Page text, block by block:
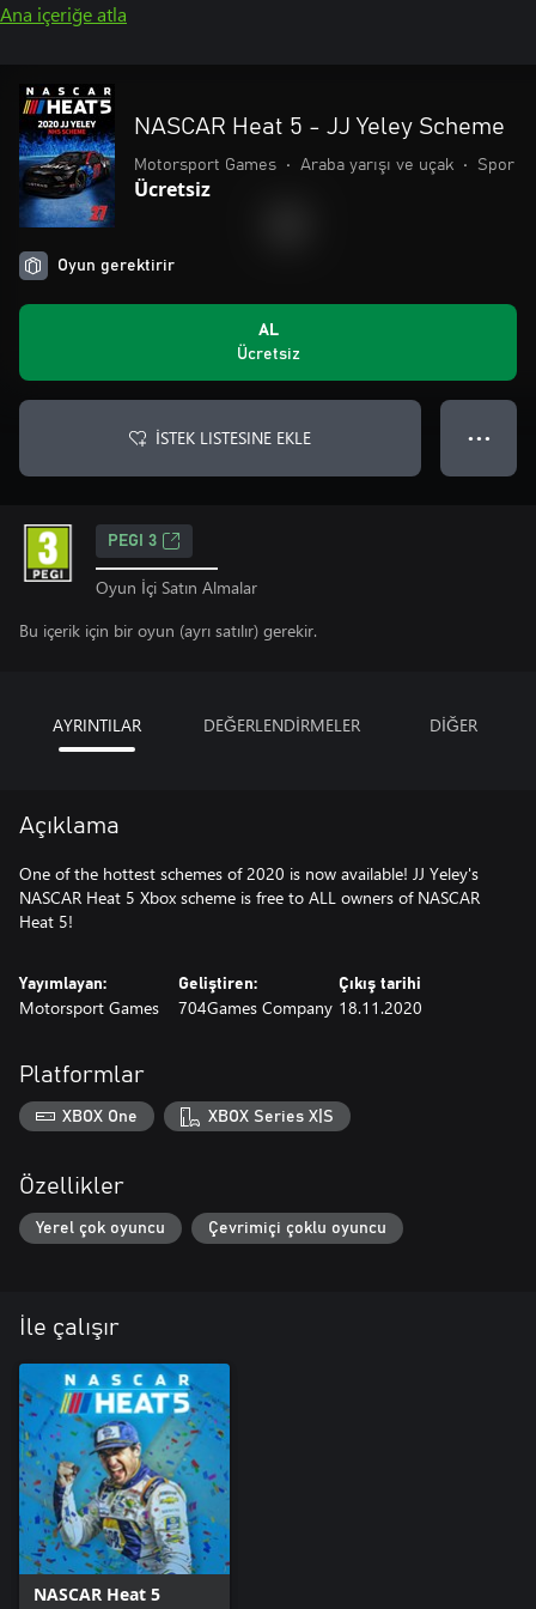
Ana içeriğe atla
NASCAR Heat 5 - JJ Yeley Scheme
Motorsport Games • Araba yarışı ve uçak • Spor
Ücretsiz
Oyun gerektirir
AL
Ücretsiz
İSTEK LISTESINE EKLE ● ● ●
PEGI 3
Oyun İçi Satın Almalar
Bu içerik için bir oyun (ayrı satılır) gerekir.
AYRINTILAR DEĞERLENDİRMELER DİĞER
Açıklama
One of the hottest schemes of 2020 is now available! JJ Yeley's
NASCAR Heat 5 Xbox scheme is free to ALL owners of NASCAR
Heat 5!
Yayımlayan:
Motorsport Games
Geliştiren:
704Games Company
Çıkış tarihi
18.11.2020
Platformlar
XBOX One XBOX Series X|S
Özellikler
Yerel çok oyuncu Çevrimiçi çoklu oyuncu
İle çalışır
NASCAR Heat 5